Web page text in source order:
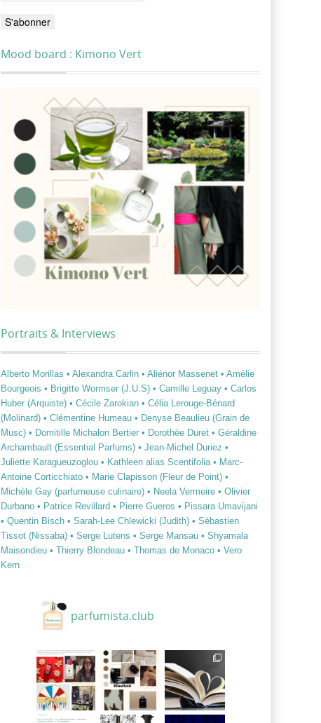
Mood board : Kimono Vert
Portraits & Interviews
Alberto Morillas • Alexandra Carlin • Aliénor Massenet • Amélie
Bourgeois • Brigitte Wormser (J.U.S) • Camille Leguay • Carlos
Huber (Arquiste) • Cécile Zarokian • Célia Lerouge-Bénard
(Molinard) • Clémentine Humeau • Denyse Beaulieu (Grain de
Musc) • Domitille Michalon Bertier • Dorothée Duret • Géraldine
Archambault (Essential Parfums) • Jean-Michel Duriez •
Juliette Karagueuzoglou • Kathleen alias Scentifolia • Marc-
Antoine Corticchiato • Marie Clapisson (Fleur de Point) •
Michèle Gay (parfumeuse culinaire) • Neela Vermeire • Olivier
Durbano • Patrice Revillard • Pierre Gueros • Pissara Umavijani
• Quentin Bisch • Sarah-Lee Chlewicki (Judith) • Sébastien
Tissot (Nissaba) • Serge Lutens • Serge Mansau • Shyamala
Maisondieu • Thierry Blondeau • Thomas de Monaco • Vero
Kern
parfumista.club